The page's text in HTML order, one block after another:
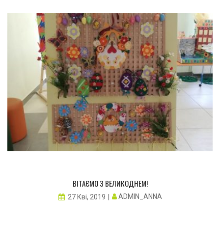
ВІТАЄМО З ВЕЛИКОДНЕМ!
27 Кві, 2019 ADMIN_ANNA